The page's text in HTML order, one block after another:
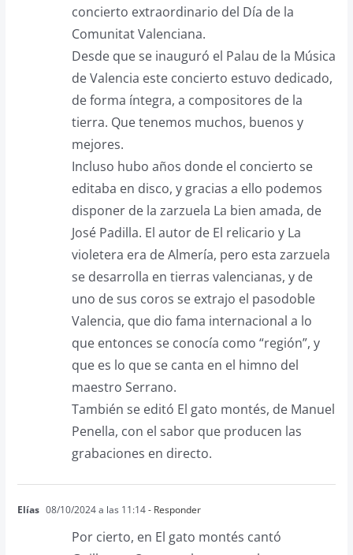
concierto extraordinario del Día de la
Comunitat Valenciana.
Desde que se inauguró el Palau de la Música
de Valencia este concierto estuvo dedicado,
de forma íntegra, a compositores de la
tierra. Que tenemos muchos, buenos y
mejores.
Incluso hubo años donde el concierto se
editaba en disco, y gracias a ello podemos
disponer de la zarzuela La bien amada, de
José Padilla. El autor de El relicario y La
violetera era de Almería, pero esta zarzuela
se desarrolla en tierras valencianas, y de
uno de sus coros se extrajo el pasodoble
Valencia, que dio fama internacional a lo
que entonces se conocía como “región”, y
que es lo que se canta en el himno del
maestro Serrano.
También se editó El gato montés, de Manuel
Penella, con el sabor que producen las
grabaciones en directo.
Elías 08/10/2024 a las 11:14- Responder
Por cierto, en El gato montés cantó